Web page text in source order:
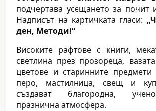
подчертава усещането за почит
Надписът на картичката гласи:
ден, Методи!“
Високите рафтове с книги,
светлина през прозореца,
цветове и старинните предмети
перо, мастилница, свещ и
създават благородна,
празнична атмосфера.